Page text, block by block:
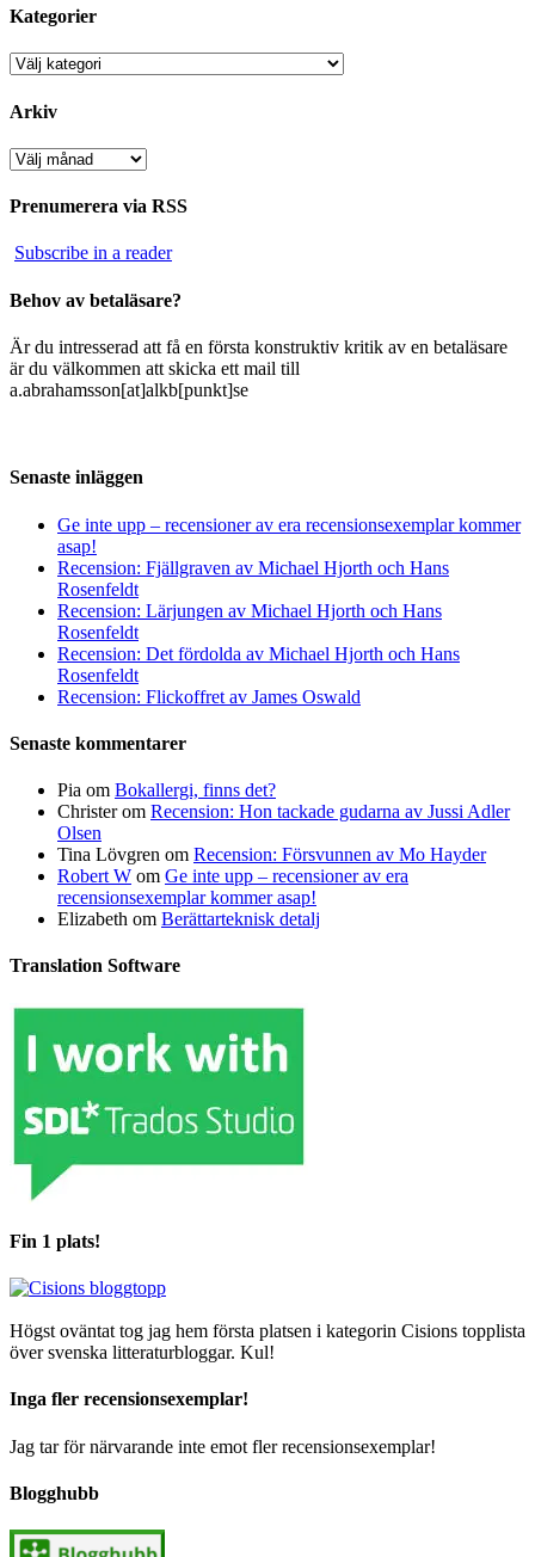
Kategorier
Kategorier
Arkiv
Arkiv
Prenumerera via RSS
Subscribe in a reader
Behov av betaläsare?
Är du intresserad att få en första konstruktiv kritik av en betaläsare
är du välkommen att skicka ett mail till
a.abrahamsson[at]alkb[punkt]se
Senaste inläggen
Ge inte upp – recensioner av era recensionsexemplar kommer
asap!
Recension: Fjällgraven av Michael Hjorth och Hans
Rosenfeldt
Recension: Lärjungen av Michael Hjorth och Hans
Rosenfeldt
Recension: Det fördolda av Michael Hjorth och Hans
Rosenfeldt
Recension: Flickoffret av James Oswald
Senaste kommentarer
Pia om Bokallergi, finns det?
Christerom Recension: Hon tackade gudarna av Jussi Adler
Olsen
Tina Lövgren om Recension: Försvunnen av Mo Hayder
Robert W om Ge inte upp – recensioner av era
recensionsexemplar kommer asap!
Elizabeth om Berättarteknisk detalj
Translation Software
Fin 1 plats!
Högst oväntat tog jag hem första platsen i kategorin Cisions topplista
över svenska litteraturbloggar. Kul!
Inga fler recensionsexemplar!
Jag tar för närvarande inte emot fler recensionsexemplar!
Blogghubb